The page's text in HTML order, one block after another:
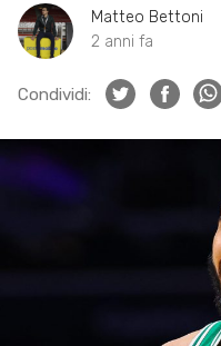
Matteo Bettoni
2 anni fa
Condividi: